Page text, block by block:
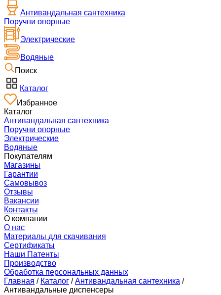
Антивандальная сантехника
Поручни опорные
Электрические
Водяные
Поиск
Каталог
Избранное
Каталог
Антивандальная сантехника
Поручни опорные
Электрические
Водяные
Покупателям
Магазины
Гарантии
Самовывоз
Отзывы
Вакансии
Контакты
О компании
О нас
Материалы для скачивания
Сертификаты
Наши Патенты
Производство
Обработка персональных данных
Главная / Каталог /Антивандальная сантехника /
Антивандальные диспенсеры